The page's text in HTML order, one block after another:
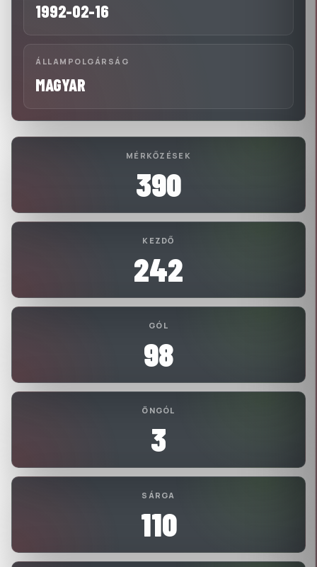
1992-02-16
ÁLLAMPOLGÁRSÁG
MAGYAR
MÉRKŐZÉSEK
390
KEZDŐ
242
GÓL
98
ÖNGÓL
3
SÁRGA
110